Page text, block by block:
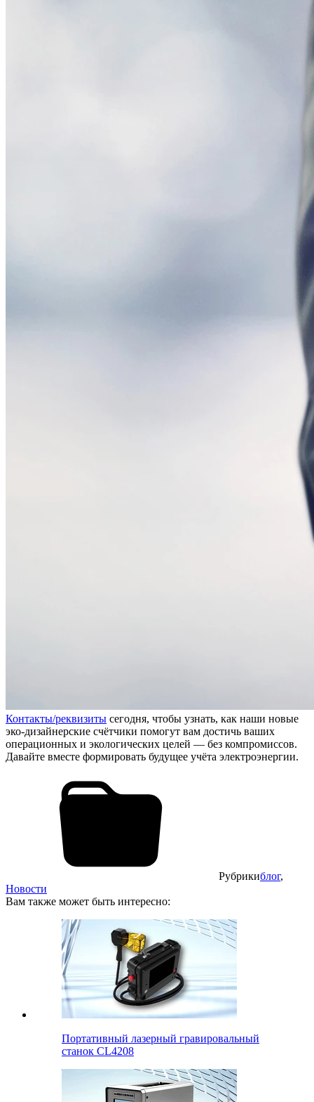
Контакты/реквизиты сегодня, чтобы узнать, как наши новые
эко-дизайнерские счётчики помогут вам достичь ваших
операционных и экологических целей — без компромиссов.
Давайте вместе формировать будущее учёта электроэнергии.
Рубрикиблог,
Новости
Вам также может быть интересно:
Портативный лазерный гравировальный
станок CL4208